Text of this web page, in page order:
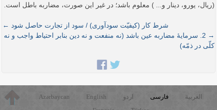
(ریال، یورو، دینار و... ) معلوم باشد؛ در غیر این صورت، مضاربه باطل است.
شرط کار (کیفیّت سودآوری) / سود از تجارت حاصل شود ←
→ 2. سرمایۀ مضاربه عین باشد (نه منفعت و نه دین بنابر احتیاط واجب و نه
کلّی در ذمّه)
العربية فارسی اردو English
Azərbaycan